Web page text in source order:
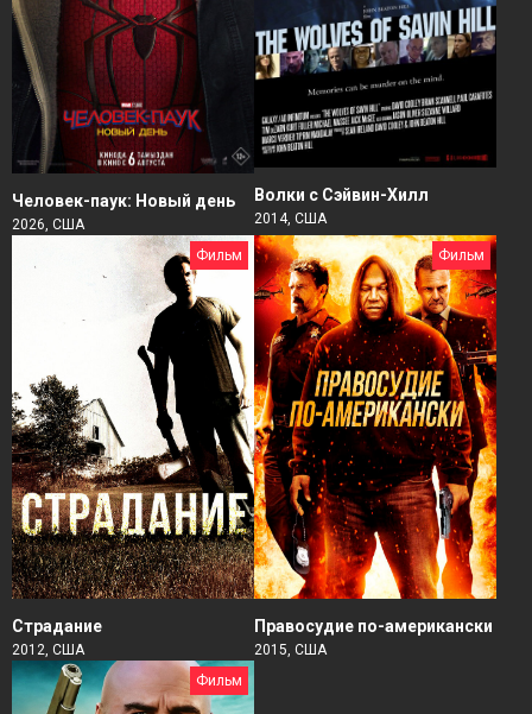
Человек-паук: Новый день
2026, США
Волки с Сэйвин-Хилл
2014, США
Фильм
Страдание
2012, США
Фильм
Правосудие по-американски
2015, США
Фильм